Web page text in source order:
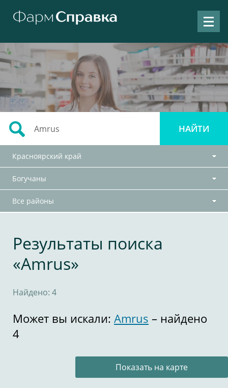
Красноярский край
Богучаны
Все районы
Результаты поиска
«Amrus»
Найдено: 4
Может вы искали: Amrus – найдено
4
Показать на карте